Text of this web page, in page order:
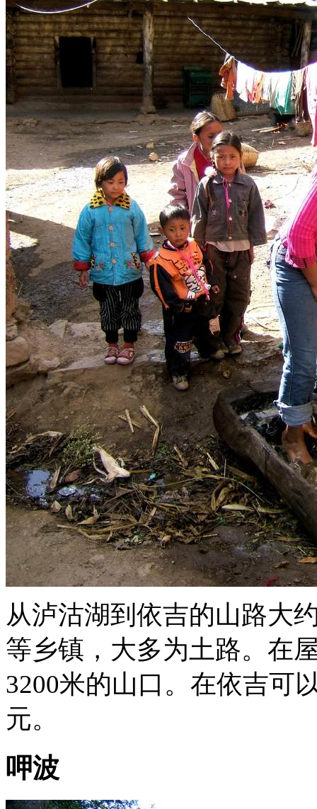
从泸沽湖到依吉的山路大
等乡镇，大多为土路。在
3200米的山口。在依吉可
元。
呷波